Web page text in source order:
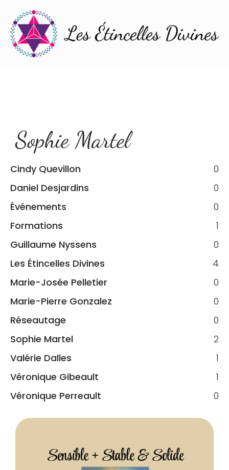
Sophie Martel
Cindy Quevillon
0
Daniel Desjardins
0
Événements
0
Formations
1
Guillaume Nyssens
0
Les Étincelles Divines
4
Marie-Josée Pelletier
0
Marie-Pierre Gonzalez
0
Réseautage
0
Sophie Martel
2
Valérie Dalles
1
Véronique Gibeault
1
Véronique Perreault
0